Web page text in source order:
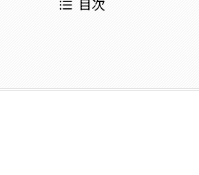
目次